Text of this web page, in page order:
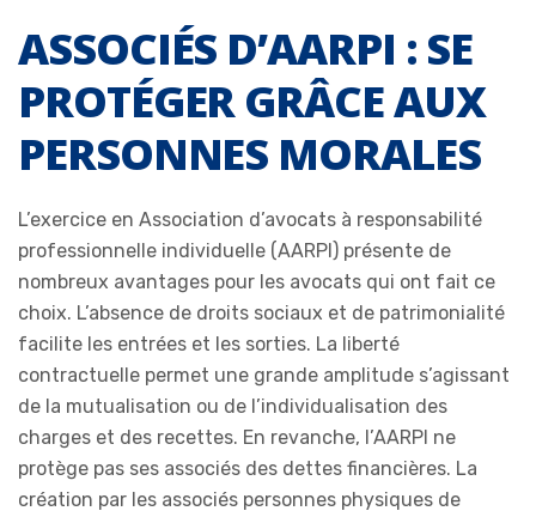
ASSOCIÉS D’AARPI : SE
PROTÉGER GRÂCE AUX
PERSONNES MORALES
L’exercice en Association d’avocats à responsabilité
professionnelle individuelle (AARPI) présente de
nombreux avantages pour les avocats qui ont fait ce
choix. L’absence de droits sociaux et de patrimonialité
facilite les entrées et les sorties. La liberté
contractuelle permet une grande amplitude s’agissant
de la mutualisation ou de l’individualisation des
charges et des recettes. En revanche, l’AARPI ne
protège pas ses associés des dettes financières. La
création par les associés personnes physiques de